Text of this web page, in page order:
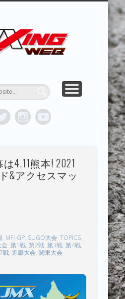
トク
HOME
TOPICSMX
RESULTS
REPORT
MXING＋PLUS
MXING
4.11熊本! 2021
&アクセスマッ
, MFJ-GP, SUGO大会,TOPICS,
会,第1戦,第2戦,第3戦,第4戦,
戦,近畿大会,関東大会